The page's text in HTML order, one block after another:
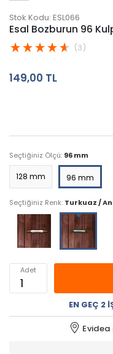
Stok Kodu: ESL066
Esal Bozburun 96
(3)
149,00 TL
Seçtiğiniz Ölçü: 96 mm
128 mm 96 mm
Seçtiğiniz Renk: Turkuaz /
Adet
EN GEÇ 2